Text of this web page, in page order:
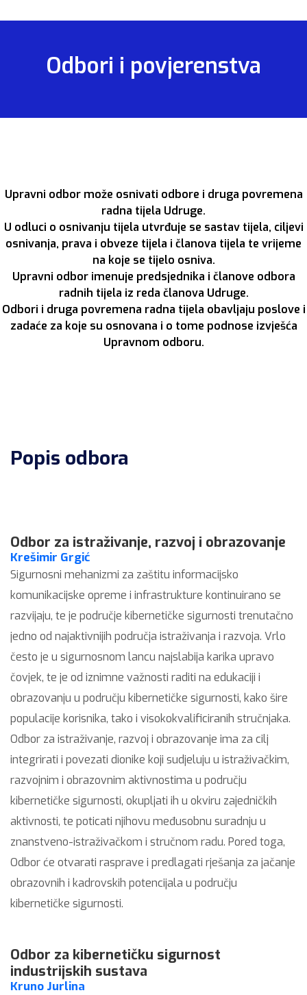
Odbori i povjerenstva
Upravni odbor može osnivati odbore i druga povremena
radna tijela Udruge.
U odluci o osnivanju tijela utvrđuje se sastav tijela, ciljevi
osnivanja, prava i obveze tijela i članova tijela te vrijeme
na koje se tijelo osniva.
Upravni odbor imenuje predsjednika i članove odbora
radnih tijela iz reda članova Udruge.
Odbori i druga povremena radna tijela obavljaju poslove i
zadaće za koje su osnovana i o tome podnose izvješća
Upravnom odboru.
Popis odbora
Odbor za istraživanje, razvoj i obrazovanje
Krešimir Grgić
Sigurnosni mehanizmi za zaštitu informacijsko
komunikacijske opreme i infrastrukture kontinuirano se
razvijaju, te je područje kibernetičke sigurnosti trenutačno
jedno od najaktivnijih područja istraživanja i razvoja. Vrlo
često je u sigurnosnom lancu najslabija karika upravo
čovjek, te je od iznimne važnosti raditi na edukaciji i
obrazovanju u području kibernetičke sigurnosti, kako šire
populacije korisnika, tako i visokokvalificiranih stručnjaka.
Odbor za istraživanje, razvoj i obrazovanje ima za cilj
integrirati i povezati dionike koji sudjeluju u istraživačkim,
razvojnim i obrazovnim aktivnostima u području
kibernetičke sigurnosti, okupljati ih u okviru zajedničkih
aktivnosti, te poticati njihovu međusobnu suradnju u
znanstveno-istraživačkom i stručnom radu. Pored toga,
Odbor će otvarati rasprave i predlagati rješanja za jačanje
obrazovnih i kadrovskih potencijala u području
kibernetičke sigurnosti.
Odbor za kibernetičku sigurnost
industrijskih sustava
Kruno Jurlina